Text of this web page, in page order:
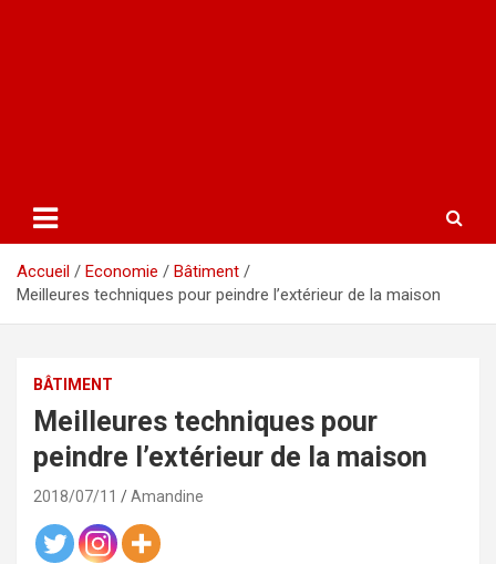
Accueil Economie
Bâtiment
Meilleures techniques pour peindre l’extérieur de la maison
BÂTIMENT
Meilleures techniques pour
peindre l’extérieur de la maison
2018/07/11 Amandine